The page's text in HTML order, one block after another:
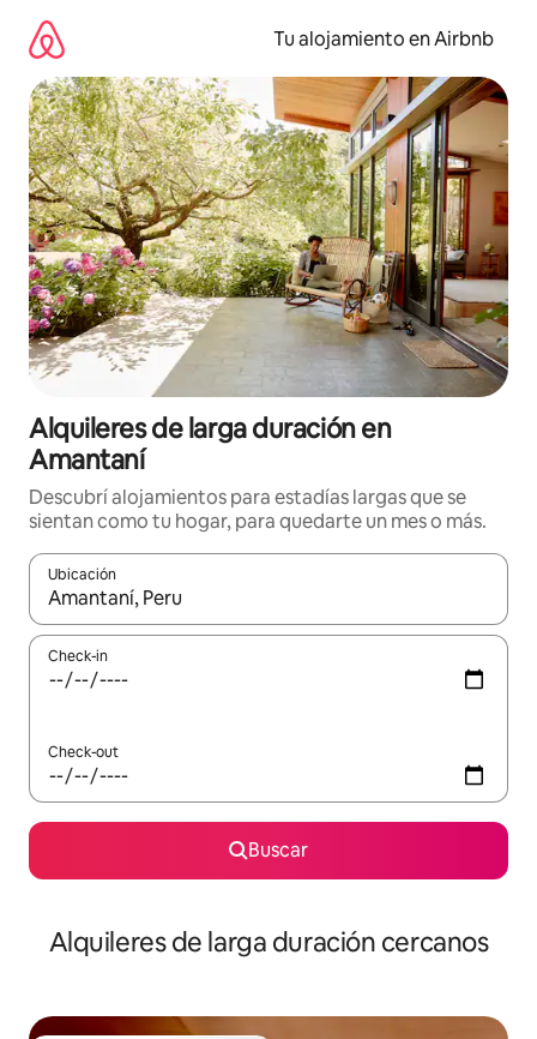
contenido
Tu alojamiento en Airbnb
Alquileres de larga duración en
Amantaní
Descubrí alojamientos para estadías largas que se
sientan como tu hogar, para quedarte un mes o más.
Ubicación
Cuando los resultados estén disponibles, navegá con las
Check-in
Check-out
Buscar
Alquileres de larga duración cercanos